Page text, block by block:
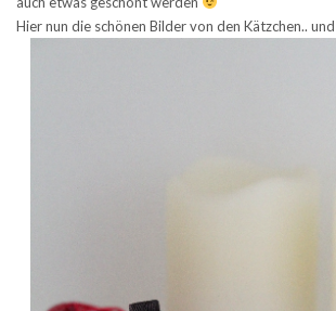
Hier nun die schönen Bilder von den Kätzchen..